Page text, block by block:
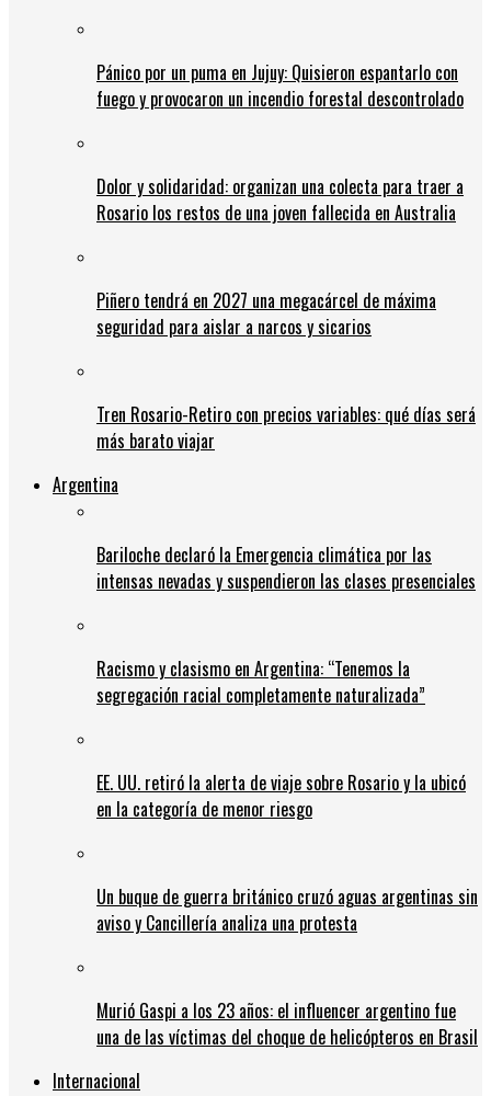
Pánico por un puma en Jujuy: Quisieron espantarlo con
fuego y provocaron un incendio forestal descontrolado
Dolor y solidaridad: organizan una colecta para traer a
Rosario los restos de una joven fallecida en Australia
Piñero tendrá en 2027 una megacárcel de máxima
seguridad para aislar a narcos y sicarios
Tren Rosario-Retiro con precios variables: qué días será
más barato viajar
Argentina
Bariloche declaró la Emergencia climática por las
intensas nevadas y suspendieron las clases presenciales
Racismo y clasismo en Argentina: “Tenemos la
segregación racial completamente naturalizada”
EE. UU. retiró la alerta de viaje sobre Rosario y la ubicó
en la categoría de menor riesgo
Un buque de guerra británico cruzó aguas argentinas sin
aviso y Cancillería analiza una protesta
Murió Gaspi a los 23 años: el influencer argentino fue
una de las víctimas del choque de helicópteros en Brasil
Internacional